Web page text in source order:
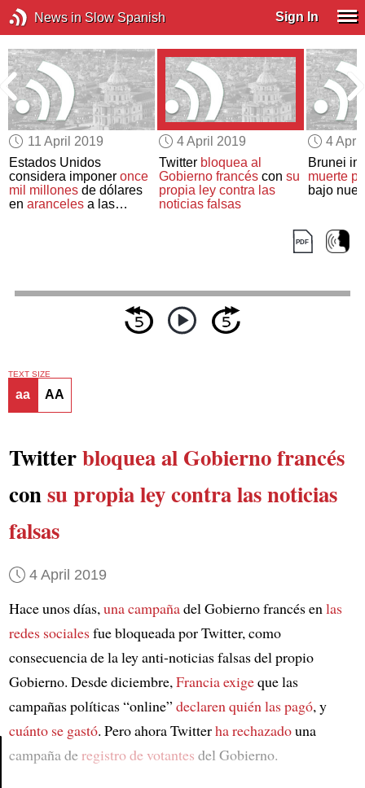
News in Slow Spanish Sign In
11 April 2019
Estados Unidos
considera imponeronce
mil millones de dólares
enaranceles a las
4 April 2019
Twitter bloquea al
Gobierno francéscon su
propia ley contra las
noticias falsas
4
Brunei
muerte
bajo
TEXT SIZE
aa AA
Twitterbloquea al Gobierno francés
consu propia ley contralas noticias
falsas
4 April 2019
Hace unos días,una campañadel Gobierno francés enlas
redes socialesfue bloqueada por Twitter, como
consecuencia de la ley anti-noticias falsas del propio
Gobierno. Desde diciembre,Franciaexigeque las
campañas políticas “online” declaren quién las pagó, y
cuánto se gastó. Pero ahora Twitterha rechazadouna
campaña deregistro de votantes del Gobierno.